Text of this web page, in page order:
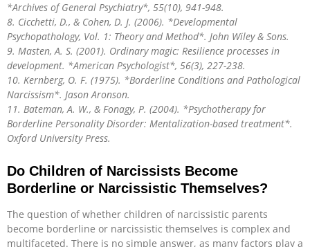
*Archives of General Psychiatry*, 55(10), 941-948.
8. Cicchetti, D., & Cohen, D. J. (2006). *Developmental
Psychopathology, Vol. 1: Theory and Method*. John Wiley & Sons.
9. Masten, A. S. (2001). Ordinary magic: Resilience processes in
development. *American Psychologist*, 56(3), 227-238.
10. Kernberg, O. F. (1975). *Borderline Conditions and Pathological
Narcissism*. Jason Aronson.
11. Bateman, A. W., & Fonagy, P. (2004). *Psychotherapy for
Borderline Personality Disorder: Mentalization-based treatment*.
Oxford University Press.
Do Children of Narcissists Become
Borderline or Narcissistic Themselves?
The question of whether children of narcissistic parents
become borderline or narcissistic themselves is complex and
multifaceted. There is no simple answer, as many factors play a